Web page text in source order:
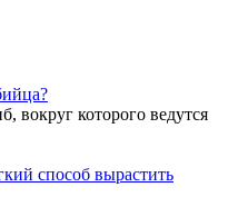
вокруг которого ведутся
способ вырастить